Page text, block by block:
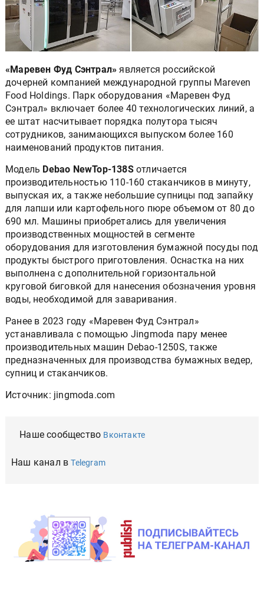
«Маревен Фуд Сэнтрал» является российской
дочерней компанией международной группы Mareven
Food Holdings. Парк оборудования «Маревен Фуд
Сэнтрал» включает более 40 технологических линий, а
ее штат насчитывает порядка полутора тысяч
сотрудников, занимающихся выпуском более 160
наименований продуктов питания.
Модель Debao NewTop-138Sотличается
производительностью 110-160 стаканчиков в минуту,
выпуская их, а также небольшие супницы под запайку
для лапши или картофельного пюре объемом от 80 до
690 мл. Машины приобретались для увеличения
производственных мощностей в сегменте
оборудования для изготовления бумажной посуды под
продукты быстрого приготовления. Оснастка на них
выполнена с дополнительной горизонтальной
круговой биговкой для нанесения обозначения уровня
воды, необходимой для заваривания.
Ранее в 2023 году «Маревен Фуд Сэнтрал»
устанавливала с помощью Jingmoda пару менее
производительных машин Debao-1250S, также
предназначенных для производства бумажных ведер,
супниц и стаканчиков.
Источник: jingmoda.com
Наше сообщество Вконтакте
Наш канал вTelegram